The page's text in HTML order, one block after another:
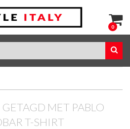
0
MET PABLO
T-SHIRT